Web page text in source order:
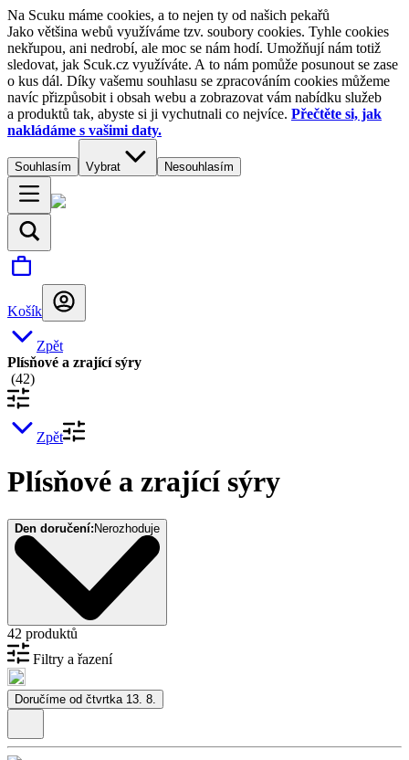
Na Scuku máme cookies, a to nejen ty od našich pekařů
Jako většina webů využíváme tzv. soubory cookies. Tyhle cookies
nekřupou, ani nedrobí, ale moc se nám hodí. Umožňují nám totiž
sledovat, jak Scuk.cz využíváte. A to nám pomůže posunout se zase
o kus dál. Díky vašemu souhlasu se zpracováním cookies můžeme
navíc přizpůsobit i obsah webu a zobrazovat vám nabídku služeb
a produktů tak, abyste si ji vychutnali co nejvíce. Přečtěte si, jak
nakládáme s vašimi daty.
Souhlasím Vybrat Nesouhlasím
Košík
Zpět
Plísňové a zrající sýry
(42)
Zpět
Plísňové a zrající sýry
Den doručení: Nerozhoduje
42 produktů
Filtry a řazení
Doručíme od čtvrtka 13. 8.